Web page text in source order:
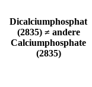
Dicalciumphosphat
(2835) ≠ andere
Calciumphosphate
(2835)